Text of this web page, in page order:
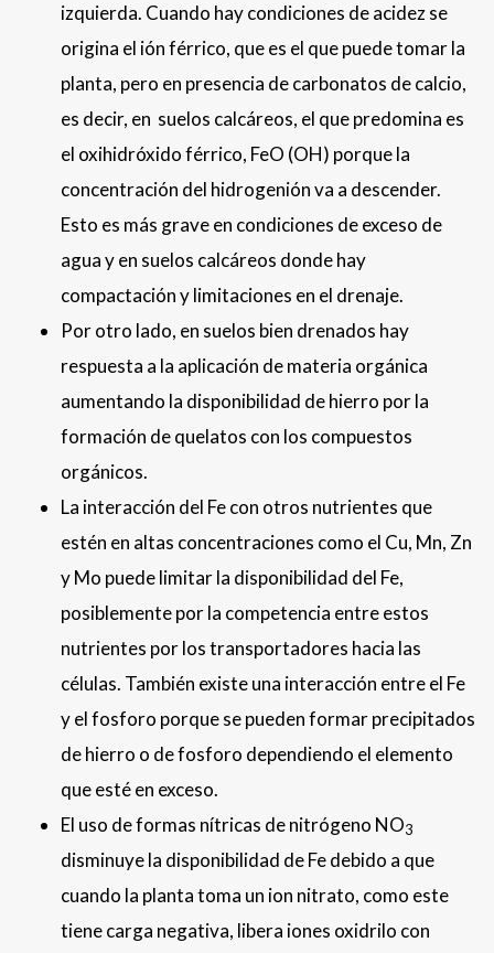
izquierda. Cuando hay condiciones de acidez se
origina el ión férrico, que es el que puede tomar la
planta, pero en presencia de carbonatos de calcio,
es decir, en suelos calcáreos, el que predomina es
el oxihidróxido férrico, FeO (OH) porque la
concentración del hidrogenión va a descender.
Esto es más grave en condiciones de exceso de
agua y en suelos calcáreos donde hay
compactación y limitaciones en el drenaje.
Por otro lado, en suelos bien drenados hay
respuesta a la aplicación de materia orgánica
aumentando la disponibilidad de hierro por la
formación de quelatos con los compuestos
orgánicos.
La interacción del Fe con otros nutrientes que
estén en altas concentraciones como el Cu, Mn, Zn
y Mo puede limitar la disponibilidad del Fe,
posiblemente por la competencia entre estos
nutrientes por los transportadores hacia las
células. También existe una interacción entre el Fe
y el fosforo porque se pueden formar precipitados
de hierro o de fosforo dependiendo el elemento
que esté en exceso.
El uso de formas nítricas de nitrógeno NO3
disminuye la disponibilidad de Fe debido a que
cuando la planta toma un ion nitrato, como este
tiene carga negativa, libera iones oxidrilo con